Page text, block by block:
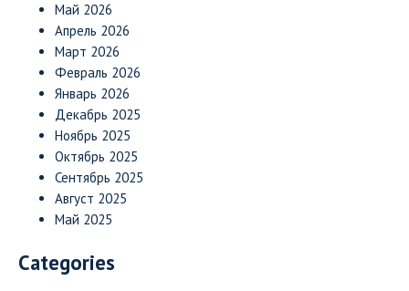
Май 2026
Апрель 2026
Март 2026
Февраль 2026
Январь 2026
Декабрь 2025
Ноябрь 2025
Октябрь 2025
Сентябрь 2025
Август 2025
Май 2025
Categories